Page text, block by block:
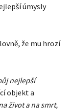
úmysly
že mu hrozí
nejlepší
objekt a
život a na smrt,